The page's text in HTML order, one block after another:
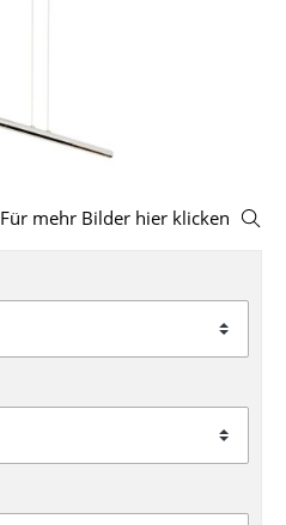
Für mehr Bilder hier klicken